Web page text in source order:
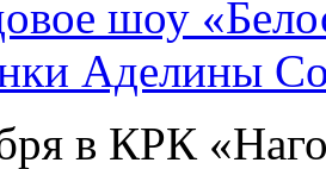
шоу
Аделины
в КРК